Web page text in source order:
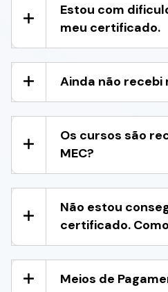
Estou com
meu certificado.
Ainda não
Os cursos são
MEC?
Não estou
certificado.
Meios de